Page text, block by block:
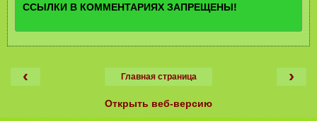
ССЫЛКИ В КОММЕНТАРИЯХ ЗАПРЕЩЕНЫ!
‹ ›
Главная страница
Открыть веб-версию